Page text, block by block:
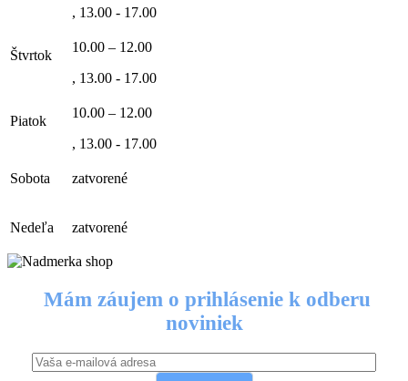
, 13.00 - 17.00
Štvrtok
10.00 – 12.00
, 13.00 - 17.00
Piatok
10.00 – 12.00
, 13.00 - 17.00
Sobota zatvorené
Nedeľa zatvorené
Mám záujem o prihlásenie k odberu
noviniek